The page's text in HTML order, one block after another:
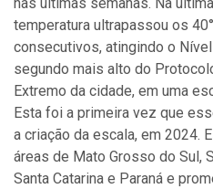
temperatura ultrapassou os
consecutivos, atingindo o
segundo mais alto do
Extremo da cidade, em uma
Esta foi a primeira vez que
a criação da escala, em 2024.
áreas de Mato Grosso do Sul,
Santa Catarina e Paraná e